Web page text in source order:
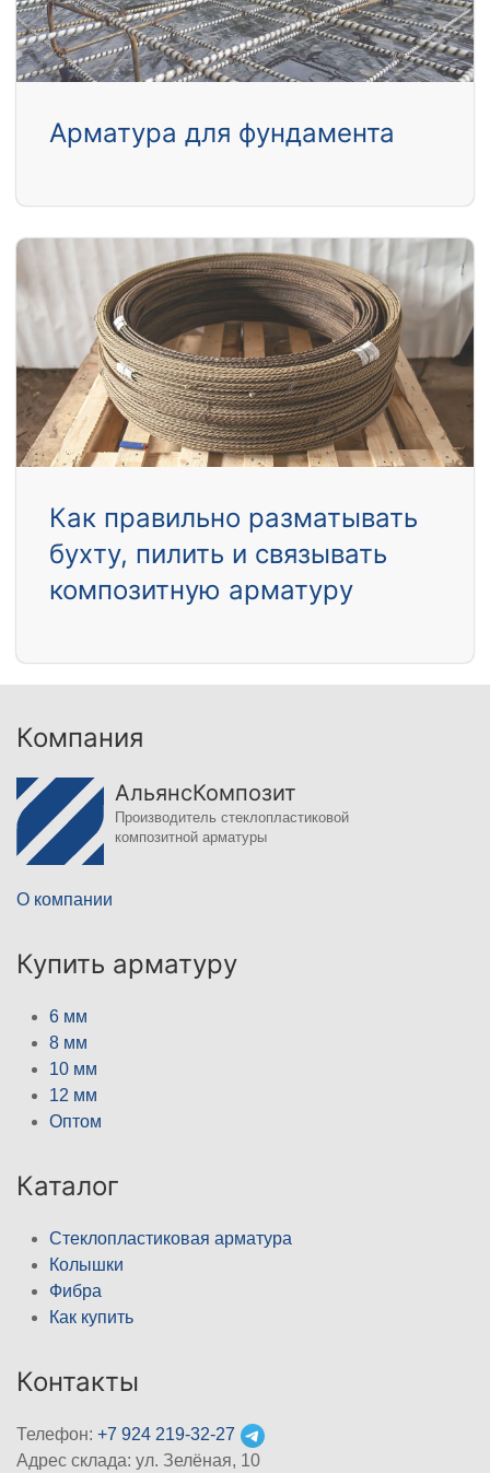
Арматура для фундамента
Как правильно разматывать
бухту, пилить и связывать
композитную арматуру
Компания
АльянсКомпозит
Производитель стеклопластиковой
композитной арматуры
О компании
Купить арматуру
6 мм
8 мм
10 мм
12 мм
Оптом
Каталог
Стеклопластиковая арматура
Колышки
Фибра
Как купить
Контакты
Телефон: +7 924 219-32-27
Адрес склада: ул. Зелёная, 10